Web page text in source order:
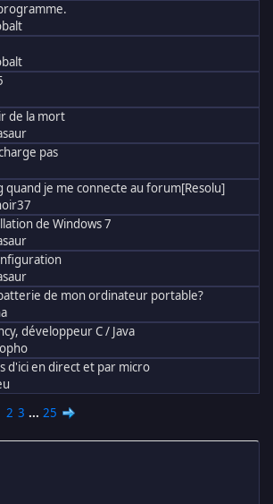
de la mort
pas
quand je me connecte au forum[Resolu]
de Windows 7
de mon ordinateur portable?
développeur C / Java
d'ici en direct et par micro
2 3 ... 25